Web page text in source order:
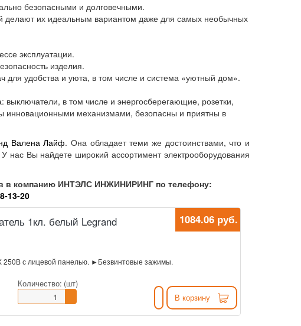
безопасными и долговечными.
делают их идеальным вариантом даже для самых необычных
эксплуатации.
изделия.
удобства и уюта, в том числе и система «уютный дом».
в том числе и энергосберегающие, розетки,
инновационными механизмами, безопасны и приятны в
Валена Лайф. Она обладает теми же достоинствами, что и
Вы найдете широкий ассортимент электрооборудования
в компанию ИНТЭЛС ИНЖИНИРИНГ по телефону:
13-20
1084.06 руб.
1кл. белый Legrand
с лицевой панелью. ►Безвинтовые зажимы.
Количество: (шт)
В корзину